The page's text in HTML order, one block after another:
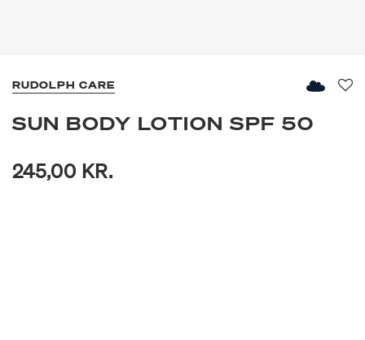
RUDOLPH CARE
SUN BODY LOTION SPF 50
245,00 KR.